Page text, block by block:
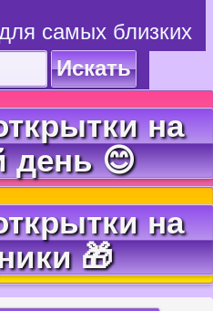
самых близких
Искать
на
день 😊
на
🎁